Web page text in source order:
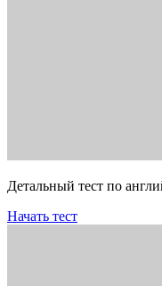
Детальный тест по
Начать тест